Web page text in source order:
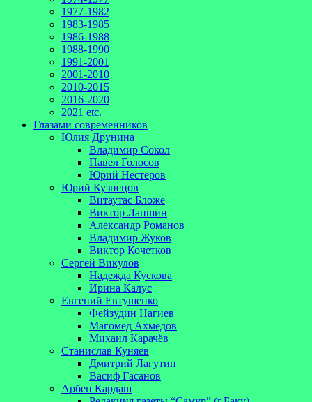
1977-1982
1983-1985
1986-1988
1988-1990
1991-2001
2001-2010
2010-2015
2016-2020
2021 etc.
Глазами современников
Юлия Друнина
Владимир Сокол
Павел Голосов
Юрий Нестеров
Юрий Кузнецов
Витаутас Бложе
Виктор Лапшин
Александр Романов
Владимир Жуков
Виктор Кочетков
Сергей Викулов
Надежда Кускова
Ирина Калус
Евгений Евтушенко
Фейзудин Нагиев
Магомед Ахмедов
Михаил Карачёв
Станислав Куняев
Дмитрий Лагутин
Васиф Гасанов
Арбен Кардаш